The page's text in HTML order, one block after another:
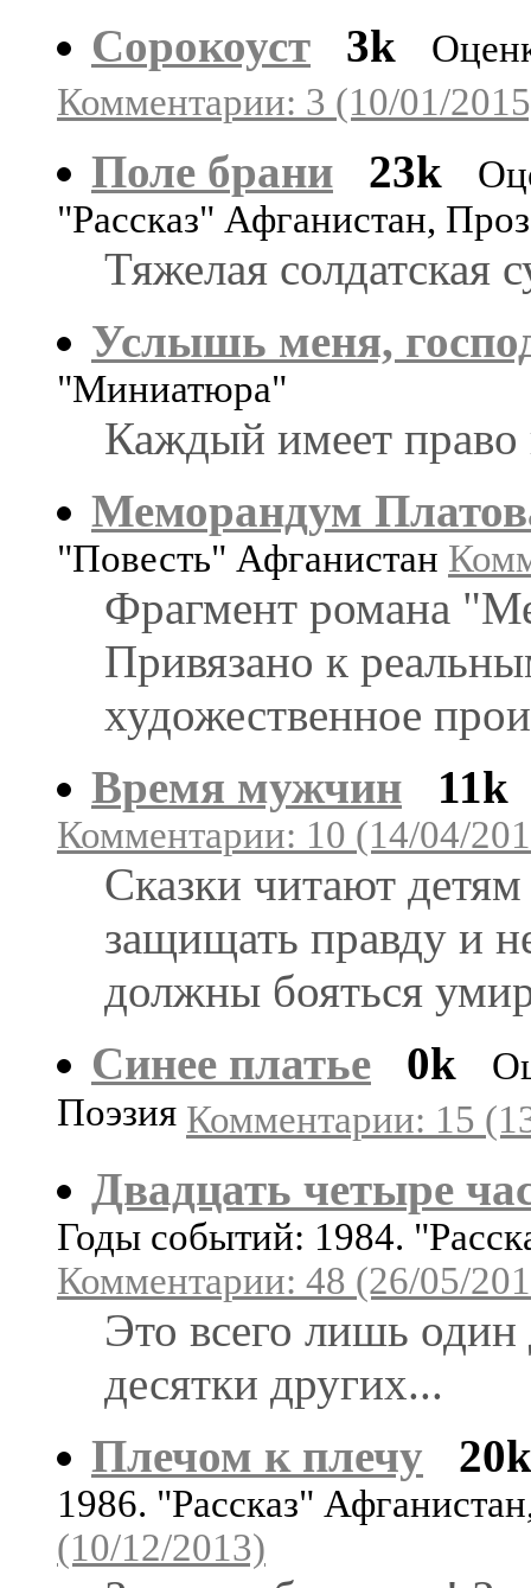
Сорокоуст 3k
Комментарии: 3 (10/01/
Поле брани 23k
"Рассказ" Афганистан,
Тяжелая солдатская
Услышь меня,
"Миниатюра"
Каждый имеет право
Меморандум
"Повесть" Афганистан
Фрагмент романа
Привязано к
художественное
Время мужчин
11k
Комментарии: 10 (14/04/
Сказки читают
защищать правду и
должны бояться
Синее платье
0k
Поэзия Комментарии: 15
Двадцать четыре
Годы событий: 1984.
Комментарии: 48 (26/05/
Это всего лишь
десятки других...
Плечом к плечу
20k
1986. "Рассказ"
(10/12/2013)